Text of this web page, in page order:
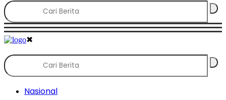
✖
Nasional